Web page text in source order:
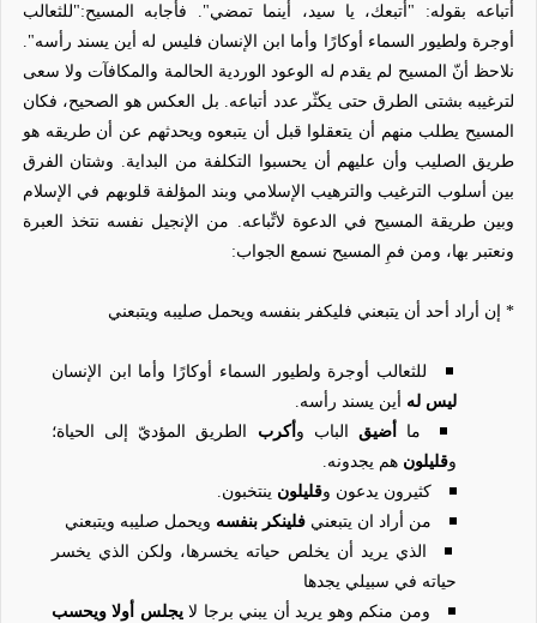
أتباعه بقوله: "أتبعك، يا سيد، أينما تمضي". فأجابه المسيح:"للثعالب
أوجرة ولطيور السماء أوكارًا وأما ابن الإنسان فليس له أين يسند رأسه".
نلاحظ أنّ المسيح لم يقدم له الوعود الوردية الحالمة والمكافآت ولا سعى
لترغيبه بشتى الطرق حتى يكثّر عدد أتباعه. بل العكس هو الصحيح، فكان
المسيح يطلب منهم أن يتعقلوا قبل أن يتبعوه ويحدثهم عن أن طريقه هو
طريق الصليب وأن عليهم أن يحسبوا التكلفة من البداية. وشتان الفرق
بين أسلوب الترغيب والترهيب الإسلامي وبند المؤلفة قلوبهم في الإسلام
وبين طريقة المسيح في الدعوة لاتِّباعه. من الإنجيل نفسه نتخذ العبرة
ونعتبر بها، ومن فمِ المسيح نسمع الجواب:
* إن أراد أحد أن يتبعني فليكفر بنفسه ويحمل صليبه ويتبعني
للثعالب أوجرة ولطيور السماء أوكارًا وأما ابن الإنسان
ليس له أين يسند رأسه.
ما
أضيقالباب و أكرب الطريق المؤديّ إلى الحياة؛
وقليلون هم يجدونه.
كثيرون يدعون وقليلون ينتخبون.
من أراد ان يتبعنيفلينكر بنفسه ويحمل صليبه ويتبعني
الذي يريد أن يخلص حياته يخسرها، ولكن الذي يخسر
حياته في سبيلي يجدها
ومن منكم وهو يريد أن يبني برجا لايجلس أولا ويحسب